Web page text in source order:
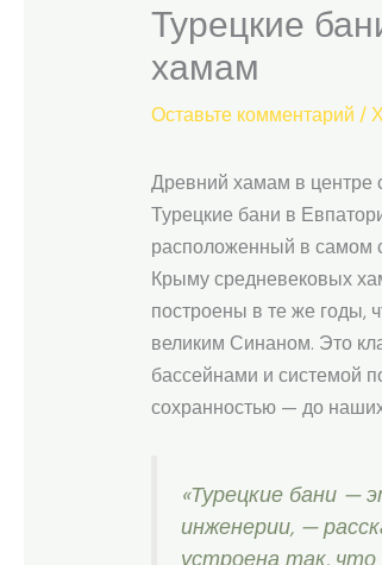
Турецкие
хамам
Оставьте комментарий /
Древний хамам в центре
Турецкие бани в
расположенный в самом
Крыму средневековых
построены в те же годы,
великим Синаном. Это
бассейнами и системой
сохранностью — до
«Турецкие бани —
инженерии, —
устроена так,